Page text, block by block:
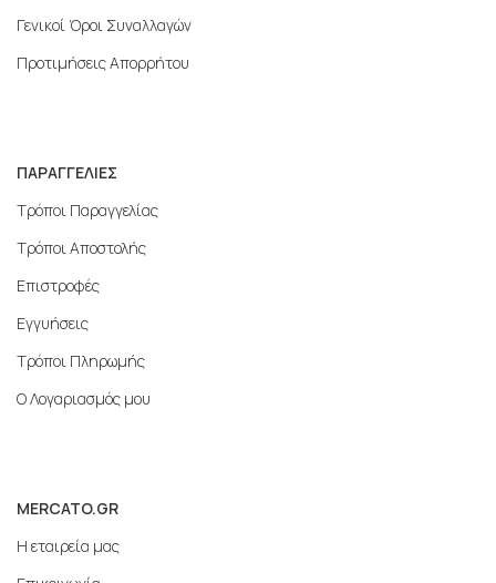
Γενικοί Όροι Συναλλαγών
Προτιμήσεις Απορρήτου
ΠΑΡΑΓΓΕΛΙΕΣ
Τρόποι Παραγγελίας
Τρόποι Αποστολής
Επιστροφές
Εγγυήσεις
Τρόποι Πληρωμής
Ο Λογαριασμός μου
MERCATO.GR
Η εταιρεία μας